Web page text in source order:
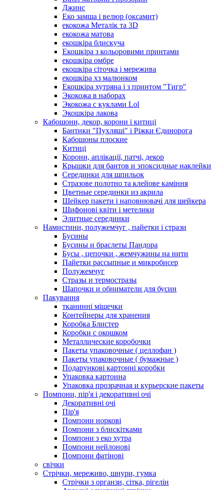
Джинс
Еко замша і велюр (оксамит)
екокожа Металік та 3D
екокожа матова
екошкіра блискуча
Екошкіра з кольоровими принтами
екошкіра омбре
екошкіра сіточка і мережива
екошкіра хз малюнком
Екошкіра хутряна і з принтом "Тигр"
Экокожа в наборах
Экокожа с куклами Lol
Экошкiра лакова
Кабошони, декор, корони і китиці
Бантики "Пухляші" і Ріжки Єдинорога
Кабошоны плоские
Китиці
Корони, аплікації, патчі, декор
Крышки для бантов и эпоксидные наклейки
Серединки для шпильок
Стразове полотно та клейове каміння
Цветные серединки из акрила
Шейкер пакети і наповнювачі для шейкера
Шифонові квіти і метелики
Элитные серединки
Намистини, полужемчуг , пайетки і стрази
Бусины
Бусины и браслеты Пандора
Бусы , цепочки , жемчужины на нити
Пайетки рассыпные и микробисер
Полужемчуг
Стразы и термостразы
Шапочки и обниматели для бусин
Пакування
тканинні мішечки
Контейнеры для хранения
Коробка Блистер
Коробки с окошком
Металлические коробочки
Пакеты упаковочные ( целлофан )
Пакеты упаковочные ( бумажные )
Подарункові картонні коробки
Упаковка картонна
Упаковка прозрачная и курьерские пакеты
Помпони, пір'я і декоративні очі
Декоративні очі
Пір'я
Помпони норкові
Помпони з блискітками
Помпони з еко хутра
Помпони нейлонові
Помпони фатінові
свічки
Стрічки, мереживо, шнури, гумка
Стрічки з органзи, сітка, рігелін